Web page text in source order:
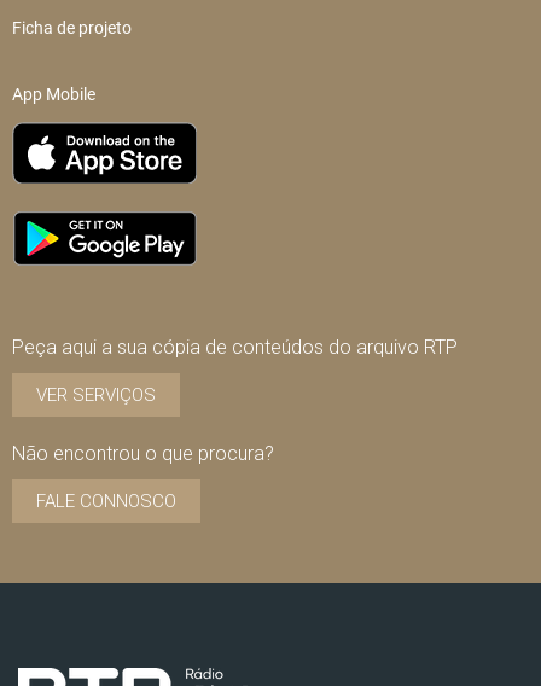
Ficha de projeto
App Mobile
Peça aqui a sua cópia de conteúdos do arquivo RTP
VER SERVIÇOS
Não encontrou o que procura?
FALE CONNOSCO